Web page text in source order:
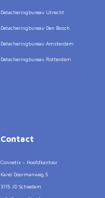
Detacheringbureau Utrecht
Detacheringbureau Den Bosch
Detacheringbureau Amsterdam
Detacheringbureau Rotterdam
Contact
Connetix – Hoofdkantoor
Karel Doormanweg 5
3115 JD Schiedam